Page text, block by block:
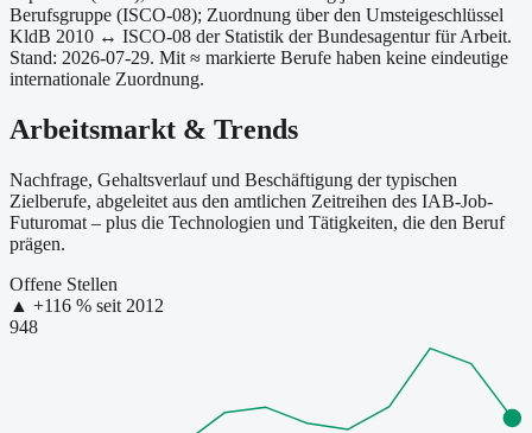
Berufsgruppe (ISCO-08); Zuordnung über den Umsteigeschlüssel
KldB 2010 ↔ ISCO-08 der Statistik der Bundesagentur für Arbeit.
Stand: 2026-07-29. Mit ≈ markierte Berufe haben keine eindeutige
internationale Zuordnung.
Arbeitsmarkt & Trends
Nachfrage, Gehaltsverlauf und Beschäftigung der typischen
Zielberufe, abgeleitet aus den amtlichen Zeitreihen des IAB-Job-
Futuromat – plus die Technologien und Tätigkeiten, die den Beruf
prägen.
Offene Stellen
▲ +116 % seit 2012
948